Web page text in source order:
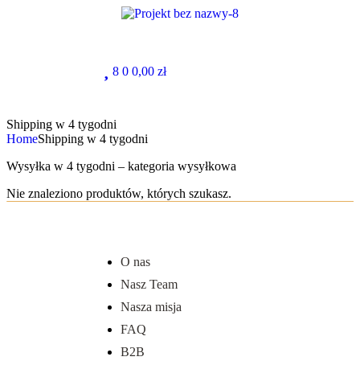
8 0 0,00 zł
Shipping w 4 tygodni
HomeShipping w 4 tygodni
Wysyłka w 4 tygodni – kategoria wysyłkowa
Nie znaleziono produktów, których szukasz.
O nas
Nasz Team
Nasza misja
FAQ
B2B